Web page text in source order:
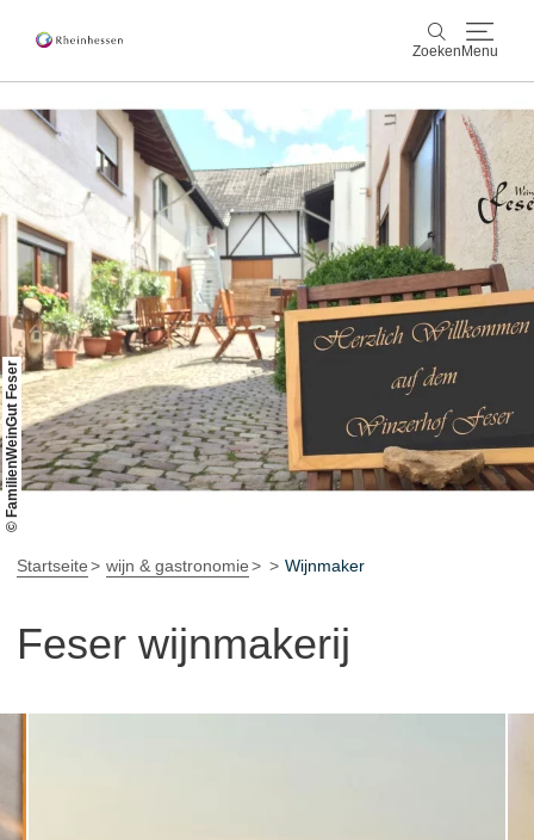
Zoeken Menu
Zoeken
wijn & gastronomie
actief & natuur
Cultuur & Steden
Events
reservering & service
Rheinhessen-Blog kaart
© FamilienWeinGut Feser
Startseite wijn & gastronomie Wijnmaker
Feser wijnmakerij